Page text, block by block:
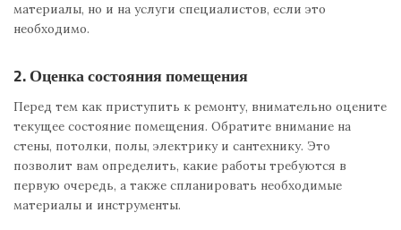
материалы, но и на услуги специалистов, если это
необходимо.
2. Оценка состояния помещения
Перед тем как приступить к ремонту, внимательно оцените
текущее состояние помещения. Обратите внимание на
стены, потолки, полы, электрику и сантехнику. Это
позволит вам определить, какие работы требуются в
первую очередь, а также спланировать необходимые
материалы и инструменты.